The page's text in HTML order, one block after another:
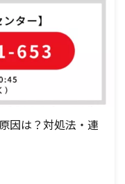
因は？対処法・連